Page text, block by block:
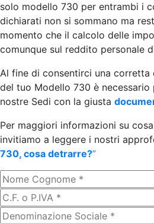
solo modello 730 per entrambi i
dichiarati non si sommano ma
momento che il calcolo delle
comunque sul reddito personale
Al fine di consentirci una corretta
del tuo Modello 730 è necessario
nostre Sedi con la giusta
Per maggiori informazioni su
invitiamo a leggere i nostri
730, cosa detrarre?”